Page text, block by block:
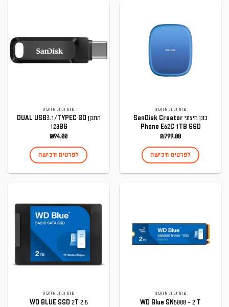
פתרונות אחסון
כונן חיצוני SanDisk Creator
Phone E62C 1TB SSD
₪799.00
לפרטים ורכישה
פתרונות אחסון
התקן DUAL USB3.1/TYPEC GO
128BG
₪94.00
לפרטים ורכישה
פתרונות אחסון
WD Blue SN5000 – 2 T
פתרונות אחסון
WD BLUE SSD 2T 2.5